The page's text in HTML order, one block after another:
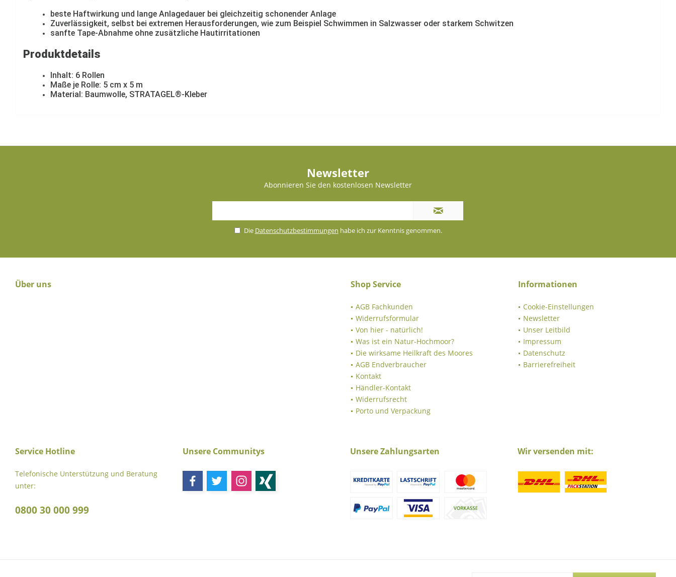
beste Haftwirkung und lange Anlagedauer bei gleichzeitig schonender Anlage
Zuverlässigkeit, selbst bei extremen Herausforderungen, wie zum Beispiel Schwimmen in Salzwasser oder starkem Schwitzen
sanfte Tape-Abnahme ohne zusätzliche Hautirritationen
Produktdetails
Inhalt: 6 Rollen
Maße je Rolle: 5 cm x 5 m
Material: Baumwolle, STRATAGEL®-Kleber
Newsletter
Abonnieren Sie den kostenlosen Newsletter
Die Datenschutzbestimmungen habe ich zur Kenntnis genommen.
Über uns Shop Service
AGB Fachkunden
Widerrufsformular
Von hier - natürlich!
Was ist ein Natur-Hochmoor?
Die wirksame Heilkraft des Moores
AGB Endverbraucher
Kontakt
Händler-Kontakt
Widerrufsrecht
Porto und Verpackung
Informationen
Cookie-Einstellungen
Newsletter
Unser Leitbild
Impressum
Datenschutz
Barrierefreiheit
Service Hotline
Telefonische Unterstützung und Beratung
unter:
0800 30 000 999
Unsere Communitys Unsere Zahlungsarten Wir versenden mit: